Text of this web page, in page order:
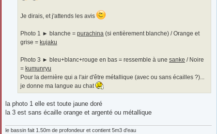
Je dirais, et j'attends les avis
Photo 1 ► blanche = purachina (si entièrement blanche) / Orange et
grise = kujaku
Photo 3 ► bleu+blanc+rouge en bas = ressemble à une sanke / Noire
= kumunryu
Pour la dernière qui a l'air d'être métallique (avec ou sans écailles ?)...
je donne ma langue au chat
la photo 1 elle est toute jaune doré
la 3 est sans écaille orange et argenté ou métallique
le bassin fait 1.50m de profondeur et contient 5m3 d'eau